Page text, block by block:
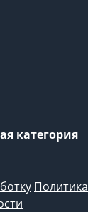
категория
Политика